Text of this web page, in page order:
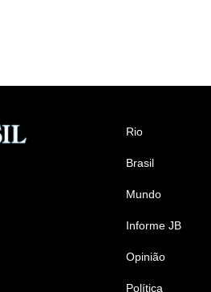
Rio
Brasil
Mundo
Informe JB
Opinião
Política